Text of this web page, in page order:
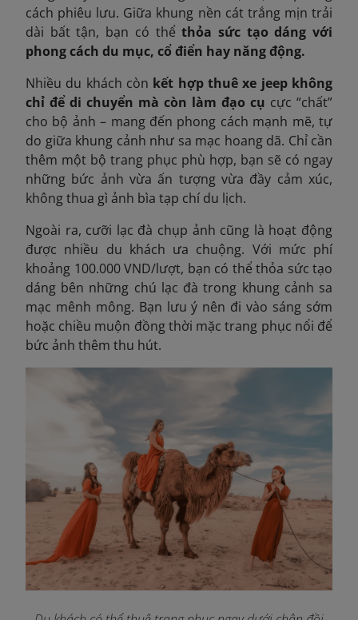
cách phiêu lưu. Giữa khung nền cát trắng mịn trải
dài bất tận, bạn có thểthỏa sức tạo dáng với
phong cách du mục, cổ điển hay năng động.
Nhiều du khách còn kết hợp thuê xe jeep không
chỉ để di chuyển mà còn làm đạo cụ cực “chất”
cho bộ ảnh – mang đến phong cách mạnh mẽ, tự
do giữa khung cảnh như sa mạc hoang dã. Chỉ cần
thêm một bộ trang phục phù hợp, bạn sẽ có ngay
những bức ảnh vừa ấn tượng vừa đầy cảm xúc,
không thua gì ảnh bìa tạp chí du lịch.
Ngoài ra, cưỡi lạc đà chụp ảnh cũng là hoạt động
được nhiều du khách ưa chuộng. Với mức phí
khoảng 100.000 VND/lượt, bạn có thể thỏa sức tạo
dáng bên những chú lạc đà trong khung cảnh sa
mạc mênh mông. Bạn lưu ý nên đi vào sáng sớm
hoặc chiều muộn đồng thời mặc trang phục nổi để
bức ảnh thêm thu hút.